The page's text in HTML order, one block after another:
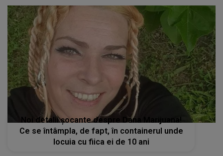
Noi detalii șocante despre Dana Marijuana!
Ce se întâmpla, de fapt, în containerul unde
locuia cu fiica ei de 10 ani